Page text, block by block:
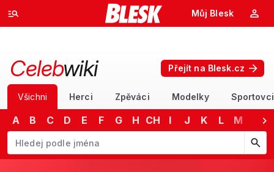
Můj Blesk
Celebwiki Přejít na Blesk.cz
Všichni Herci Zpěváci Modelky Sportovci
A B C D E F G H CH I J K L M
Začněte psát jméno. Šipkami dolů a nahoru procházejte návrhy,